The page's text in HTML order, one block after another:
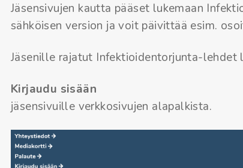
Jäsensivujen kautta pääset lukemaan
sähköisen version ja voit päivittää esim.
Jäsenille rajatut Infektioidentorjunta-
Kirjaudu sisään
jäsensivuille verkkosivujen alapalkista.